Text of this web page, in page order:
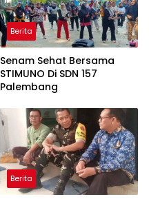
Berita
Senam Sehat Bersama
STIMUNO Di SDN 157
Palembang
Berita